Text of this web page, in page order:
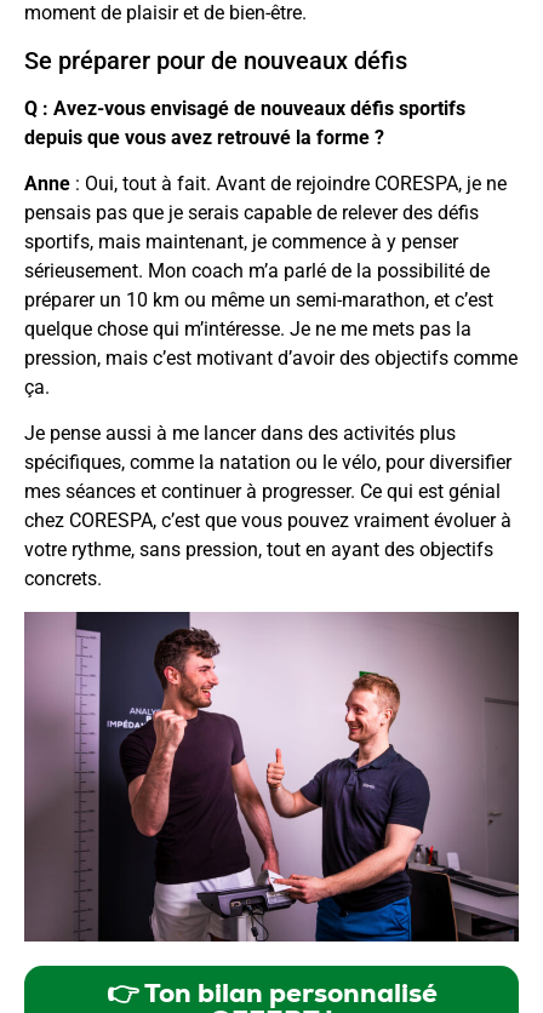
moment de plaisir et de bien-être.
Se préparer pour de nouveaux défis
Q : Avez-vous envisagé de nouveaux défis sportifs
depuis que vous avez retrouvé la forme ?
Anne : Oui, tout à fait. Avant de rejoindre CORESPA, je ne
pensais pas que je serais capable de relever des défis
sportifs, mais maintenant, je commence à y penser
sérieusement. Mon coach m’a parlé de la possibilité de
préparer un 10 km ou même un semi-marathon, et c’est
quelque chose qui m’intéresse. Je ne me mets pas la
pression, mais c’est motivant d’avoir des objectifs comme
ça.
Je pense aussi à me lancer dans des activités plus
spécifiques, comme la natation ou le vélo, pour diversifier
mes séances et continuer à progresser. Ce qui est génial
chez CORESPA, c’est que vous pouvez vraiment évoluer à
votre rythme, sans pression, tout en ayant des objectifs
concrets.
👉 Ton bilan personnalisé